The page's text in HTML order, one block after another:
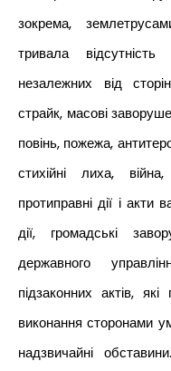
зокрема,
тривала
незалежних від
страйк, масові
повінь, пожежа,
стихійні лиха, війна,
протиправні дії і акти
дії, громадські
державного
підзаконних актів,
виконання сторонами
надзвичайні